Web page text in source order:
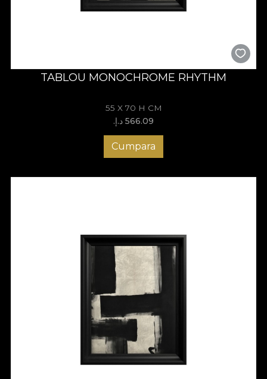
TABLOU MONOCHROME RHYTHM
55 X 70 H CM
566.09 د.إ.‏
Cumpara